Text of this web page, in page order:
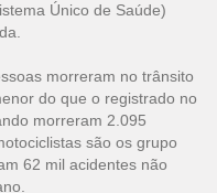
Único de Saúde)
morreram no trânsito
do que o registrado no
morreram 2.095
são os grupo
62 mil acidentes não